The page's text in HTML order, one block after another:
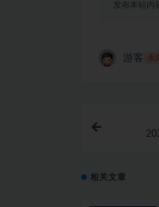
发布本站内
游客 永
相关文章